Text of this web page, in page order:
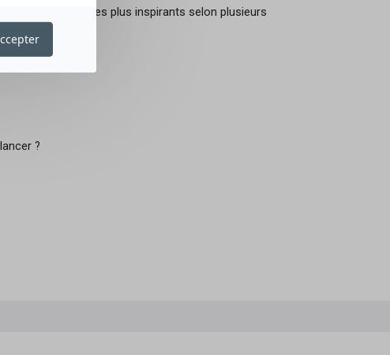
les parcours les plus inspirants selon plusieurs
?